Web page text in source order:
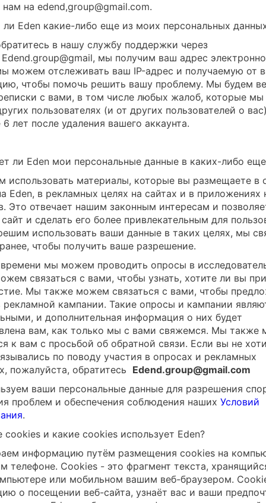
на edend,group@gmail.com.
Eden какие-либо еще из моих персональных
в нашу службу поддержки через
мы получим ваш адрес
можем отслеживать ваш IP-адрес и получаемую от
чтобы помочь решить вашу проблему. Мы будем
с вами, в том числе любых жалоб, которые мы
пользователях (и от других пользователей о
6 лет после удаления вашего аккаунта.
ли Eden мои персональные данные в каких-либо
материалы, которые вы размещаете в
Eden, в рекламных целях на сайтах и в приложениях
Это отвечает нашим законным интересам и
и сделать его более привлекательным для
использовать ваши данные в таких целях, мы
чтобы получить ваше разрешение.
мы можем проводить опросы в
связаться с вами, чтобы узнать, хотите ли вы
Мы также можем связаться с вами, чтобы
рекламной кампании. Такие опросы и кампании
и дополнительная информация о них будет
вам, как только мы с вами свяжемся. Мы также
к вам с просьбой об обратной связи. Если вы не
по поводу участия в опросах и рекламных
пожалуйста, обратитесь Edend.group@gmail.com
ваши персональные данные для разрешения
проблем и обеспечения соблюдения наших Условий
.
cookies и какие cookies использует Eden?
информацию путём размещения cookies на
телефоне. Сookies - это фрагмент текста,
или мобильном вашим веб-браузером.
о посещении веб-сайта, узнаёт вас и ваши